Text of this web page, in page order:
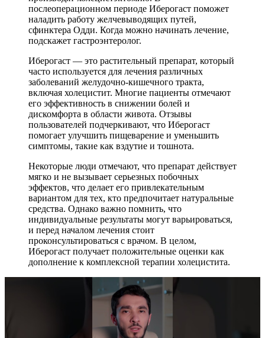
послеоперационном периоде Иберогаст поможет
наладить работу желчевыводящих путей,
сфинктера Одди. Когда можно начинать лечение,
подскажет гастроэнтеролог.
Иберогаст — это растительный препарат, который
часто используется для лечения различных
заболеваний желудочно-кишечного тракта,
включая холецистит. Многие пациенты отмечают
его эффективность в снижении болей и
дискомфорта в области живота. Отзывы
пользователей подчеркивают, что Иберогаст
помогает улучшить пищеварение и уменьшить
симптомы, такие как вздутие и тошнота.
Некоторые люди отмечают, что препарат действует
мягко и не вызывает серьезных побочных
эффектов, что делает его привлекательным
вариантом для тех, кто предпочитает натуральные
средства. Однако важно помнить, что
индивидуальные результаты могут варьироваться,
и перед началом лечения стоит
проконсультироваться с врачом. В целом,
Иберогаст получает положительные оценки как
дополнение к комплексной терапии холецистита.